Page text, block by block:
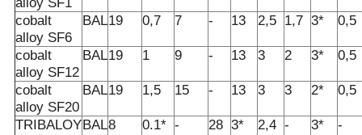
cobalt
alloy SF6
BAL19 0,7 7 - 13 2,5 1,7 3* 0,5
cobalt
alloy SF12
BAL19 1 9 - 13 3 2 3* 0,5
cobalt
alloy SF20
BAL19 1,5 15 - 13 3 3 2* 0,5
TRIBALOYBAL8 0.1* - 28 3* 2,4 - 3* -